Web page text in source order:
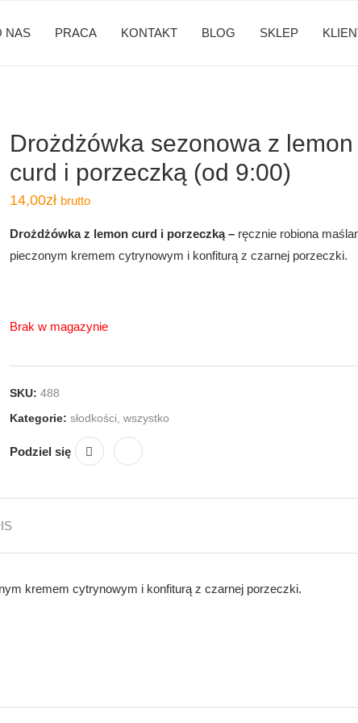
NAS PRACA KONTAKT BLOG SKLEP
Drożdżówka sezonowa z lemon
curd i porzeczką (od 9:00)
14,00zł brutto
Drożdżówka z lemon curd i porzeczką – ręcznie robiona
pieczonym kremem cytrynowym i konfiturą z czarnej porzeczki.
Brak w magazynie
SKU: 488
Kategorie: słodkości wszystko
Podziel się
kremem cytrynowym i konfiturą z czarnej porzeczki.